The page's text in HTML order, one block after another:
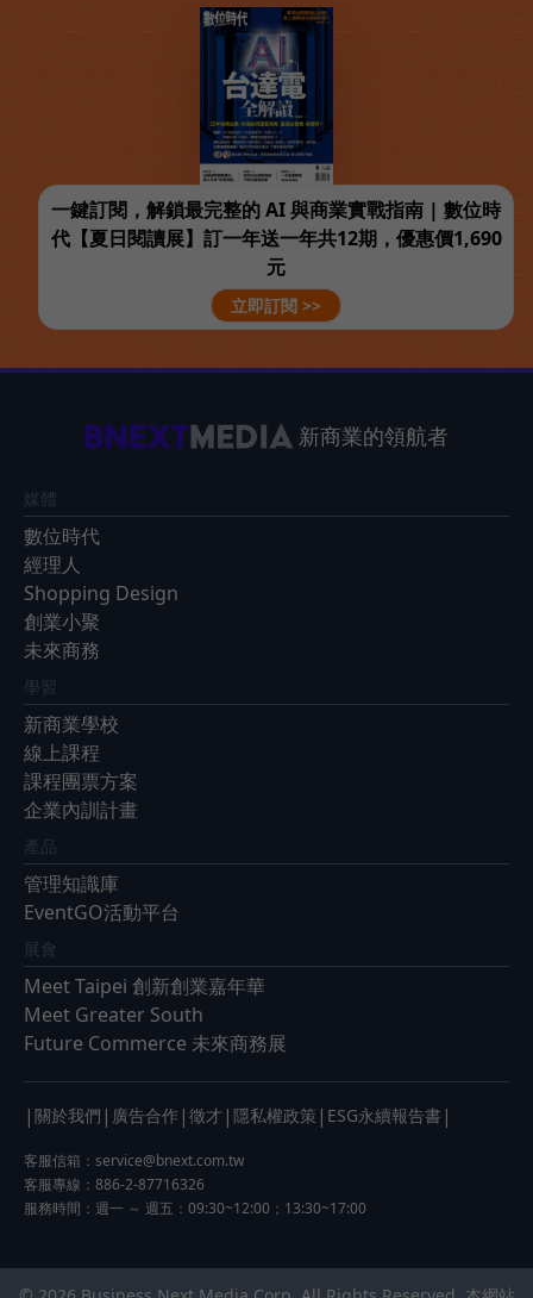
一鍵訂閱，解鎖最完整的 AI 與商業實戰指南 | 數位時
代【夏日閱讀展】訂一年送一年共12期，優惠價1,690
元
立即訂閱 >>
新商業的領航者
媒體
數位時代
經理人
Shopping Design
創業小聚
未來商務
學習
新商業學校
線上課程
課程團票方案
企業內訓計畫
產品
管理知識庫
EventGO活動平台
展會
Meet Taipei 創新創業嘉年華
Meet Greater South
Future Commerce 未來商務展
| 關於我們 | 廣告合作 | 徵才 | 隱私權政策 | ESG永續報告書 |
客服信箱： service@bnext.com.tw
客服專線：886-2-87716326
服務時間：週一 ～ 週五：09:30~12:00；13:30~17:00